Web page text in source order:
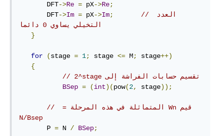
       DFT
->Re = pX->Re;
       DFT
->Im = pX->Im;
// العدد
التخيلي يساوي 0 دائما
}
for (stage = 1; stage <= M; stage++)
{
//‫تقسيم حسابات الفراشة إلى ‪ 2^stage
BSep = (int)(pow(2, stage));
// ‫قيم Wn المتماثلة في هذه المرحلة =
‪N/Bsep
       P
= N / BSep;